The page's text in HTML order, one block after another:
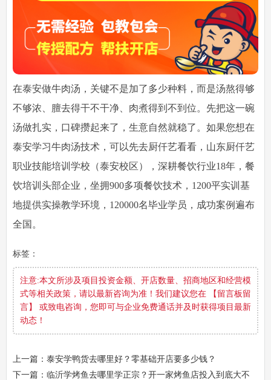
在泰安做牛肉汤，关键不是加了多少种料，而是汤熬得够
不够浓、膻去得干不干净、肉煮得到不到位。先把这一碗
汤做扎实，口碑攒起来了，生意自然就稳了。如果您想在
泰安学习牛肉汤技术，可以先去厨仟艺看看，山东厨仟艺
职业技能培训学校（泰安校区），深耕餐饮行业18年，餐
饮培训头部企业，坐拥900多项餐饮技术，1200平实训基
地提供实操教学环境，120000名毕业学员，成功案例遍布
全国。
标签：
注意:本文所涉及项目投资金额、开店数量、招商地区和经营模
式等相关政策，请以最新咨询为准！我们建议您在 【留言板留
言】 或致电咨询，您即可与企业免费通话并及时获得项目最新
动态！
上一篇：泰安学鸭货去哪里好？零基础开店要多少钱？
下一篇：临沂学烤鱼去哪里学正宗？开一家烤鱼店投入到底大不